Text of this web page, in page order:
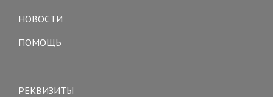
НОВОСТИ
ПОМОЩЬ
РЕКВИЗИТЫ